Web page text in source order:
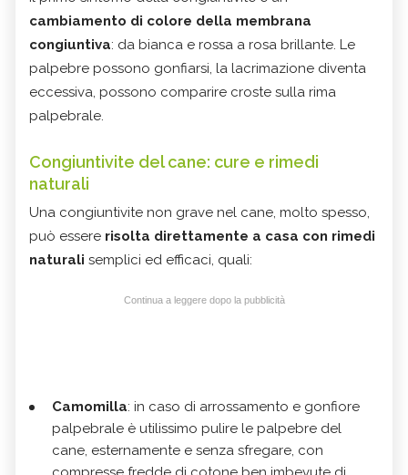
cambiamento di colore della membrana
congiuntiva: da bianca e rossa a rosa brillante. Le
palpebre possono gonfiarsi, la lacrimazione diventa
eccessiva, possono comparire croste sulla rima
palpebrale.
Congiuntivite del cane: cure e rimedi
naturali
Una congiuntivite non grave nel cane, molto spesso,
può essere risolta direttamente a casa con rimedi
naturali semplici ed efficaci, quali:
Continua a leggere dopo la pubblicità
Camomilla: in caso di arrossamento e gonfiore
palpebrale è utilissimo pulire le palpebre del
cane, esternamente e senza sfregare, con